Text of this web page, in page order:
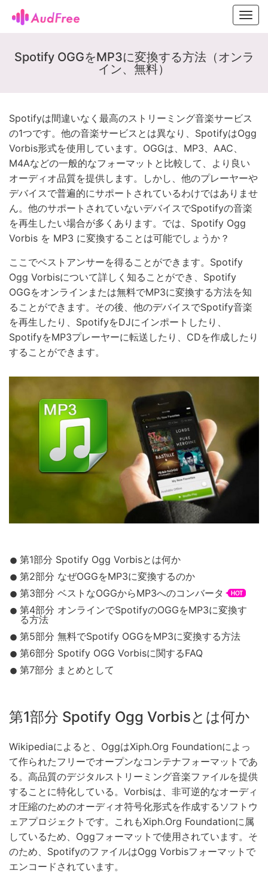
Spotify OGGをMP3に変換する方法（オンラ
イン、無料）
Spotifyは間違いなく最高のストリーミング音楽サービス
の1つです。他の音楽サービスとは異なり、SpotifyはOgg
Vorbis形式を使用しています。OGGは、MP3、AAC、
M4Aなどの一般的なフォーマットと比較して、より良い
オーディオ品質を提供します。しかし、他のプレーヤーや
デバイスで普遍的にサポートされているわけではありませ
ん。他のサポートされていないデバイスでSpotifyの音楽
を再生したい場合が多くあります。では、Spotify Ogg
Vorbis を MP3 に変換することは可能でしょうか？
ここでベストアンサーを得ることができます。Spotify
Ogg Vorbisについて詳しく知ることができ、Spotify
OGGをオンラインまたは無料でMP3に変換する方法を知
ることができます。その後、他のデバイスでSpotify音楽
を再生したり、SpotifyをDJにインポートしたり、
SpotifyをMP3プレーヤーに転送したり、CDを作成したり
することができます。
第1部分 Spotify Ogg Vorbisとは何か
第2部分 なぜOGGをMP3に変換するのか
第3部分 ベストなOGGからMP3へのコンバータ
第4部分 オンラインでSpotifyのOGGをMP3に変換す
る方法
第5部分 無料でSpotify OGGをMP3に変換する方法
第6部分 Spotify OGG Vorbisに関するFAQ
第7部分 まとめとして
第1部分 Spotify Ogg Vorbisとは何か
Wikipediaによると、OggはXiph.Org Foundationによっ
て作られたフリーでオープンなコンテナフォーマットであ
る。高品質のデジタルストリーミング音楽ファイルを提供
することに特化している。Vorbisは、非可逆的なオーディ
オ圧縮のためのオーディオ符号化形式を作成するソフトウ
ェアプロジェクトです。これもXiph.Org Foundationに属
しているため、Oggフォーマットで使用されています。そ
のため、SpotifyのファイルはOgg Vorbisフォーマットで
エンコードされています。